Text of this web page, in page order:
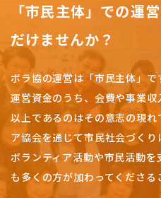
「市民主体」での運
だけませんか？
ボラ協の運営は「市民主体」で
運営資金のうち、会費や事業収
以上であるのはその意志の現れ
ア協会を通じて市民社会づくり
ボランティア活動や市民活動
も多くの方が加わってくださる